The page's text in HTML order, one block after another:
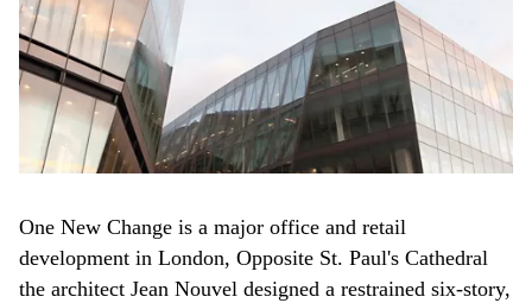
One New Change is a major office and retail
development in London, Opposite St. Paul's Cathedral
the architect Jean Nouvel designed a restrained six-story,